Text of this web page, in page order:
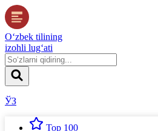
O‘zbek tilining
izohli lug‘ati
ЎЗ
Top 100